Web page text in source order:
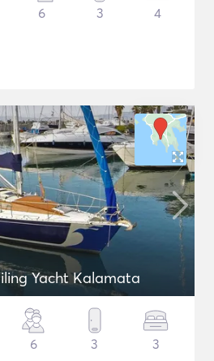
6 3 4
Yacht Kalamata
6 3 3